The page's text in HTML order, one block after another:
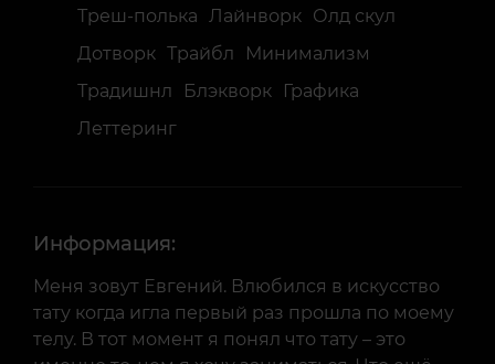
Треш-полька Лайнворк Олд скул
Дотворк Трайбл
Минимализм
Традишнл
Блэкворк
Графика
Леттеринг
Информация:
Меня зовут Евгений. Влюбился в искусство
тату когда игла первый раз прошла по моему
телу. В тот момент я понял что тату – это